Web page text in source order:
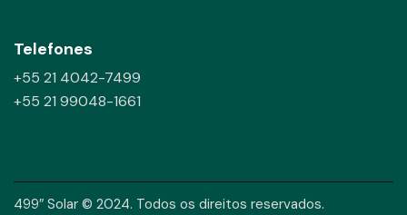
Telefones
+55 21 4042-7499
+55 21 99048-1661
499″ Solar © 2024. Todos os direitos reservados.